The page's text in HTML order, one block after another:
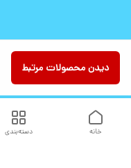
دیدن محصولات مرتبط
دسته‌بندی خانه